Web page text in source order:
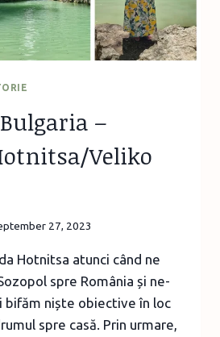
–
Veliko
27, 2023
Hotnitsa atunci când ne
spre România și ne-
bifăm niște obiective în loc
spre casă. Prin urmare,